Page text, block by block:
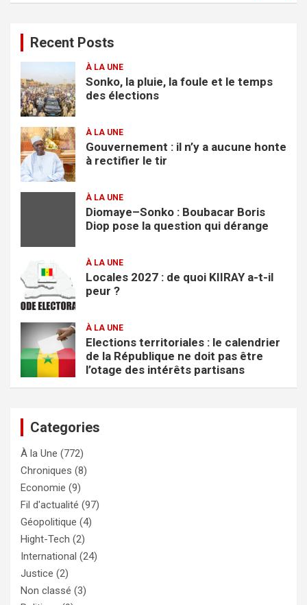
c
e
r
Recent Posts
À LA UNE
Sonko, la pluie, la foule et le temps
des élections
À LA UNE
Gouvernement : il n’y a aucune honte
à rectifier le tir
À LA UNE
Diomaye–Sonko : Boubacar Boris
Diop pose la question qui dérange
À LA UNE
Locales 2027 : de quoi KIIRAY a-t-il
peur ?
À LA UNE
Elections territoriales : le calendrier
de la République ne doit pas être
l’otage des intérêts partisans
Categories
À la Une (772)
Chroniques (8)
Economie (9)
Fil d'actualité (97)
Géopolitique (4)
Hight-Tech (2)
International (24)
Justice (2)
Non classé (3)